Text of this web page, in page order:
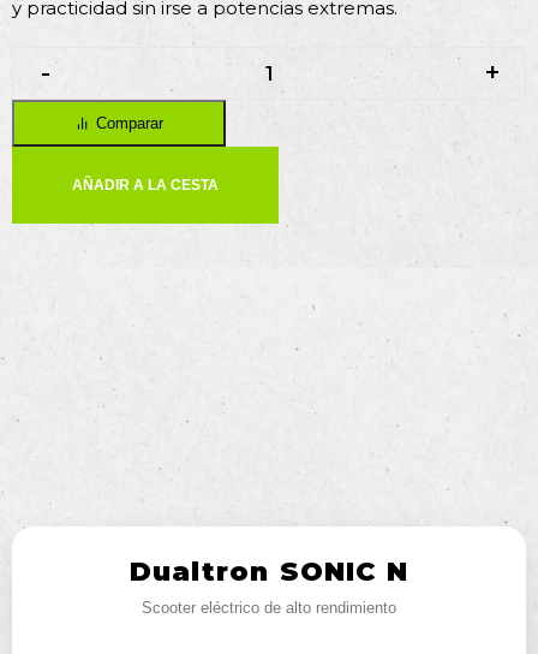
y practicidad sin irse a potencias extremas.
- +
- +
Comparar
AÑADIR A LA CESTA
Dualtron SONIC N
Scooter eléctrico de alto rendimiento